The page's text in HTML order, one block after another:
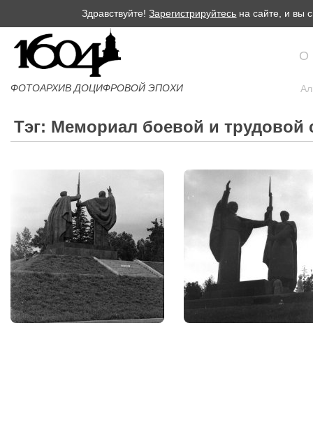
Здравствуйте!Зарегистрируйтесь на сайте, и вы
ФОТОАРХИВ ДОЦИФРОВОЙ ЭПОХИ
О
Тэг: Мемориал боевой и трудовой